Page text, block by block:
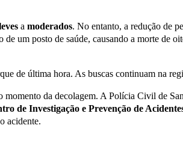
a moderados. No entanto, a redução de
um posto de saúde, causando a morte de
de última hora. As buscas continuam na
momento da decolagem. A Polícia Civil de
de Investigação e Prevenção de
acidente.